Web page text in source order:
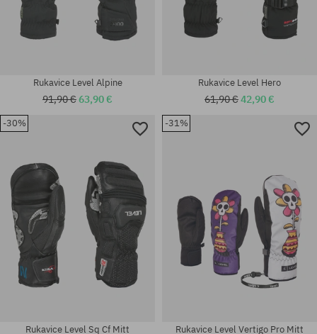
S; XL
Rukavice Level Alpine
91,90 €63,90 €
Rukavice Level Hero
61,90 €42,90 €
-30%
Rukavice Level Sq Cf Mitt
-31%
Rukavice Level Vertigo Pro Mitt